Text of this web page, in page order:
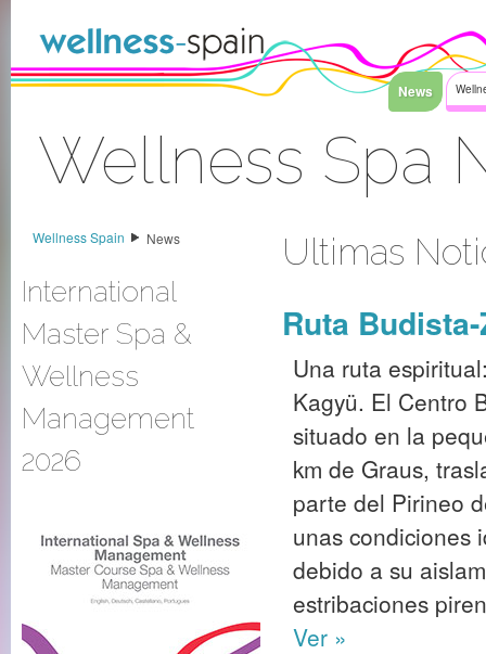
News
Wellness Spa
Wellness Spain
News
International
Master Spa &
Wellness
Management
2026
Ultimas
Ruta
Una ruta
Kagyü. El Centro
situado en la
km de Graus,
parte del Pirineo
unas condiciones
debido a su
estribaciones
Ver »